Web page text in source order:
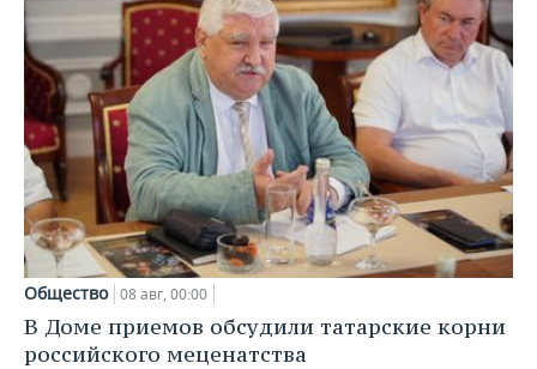
Общество 08 авг, 00:00
В Доме приемов обсудили татарские корни
российского меценатства